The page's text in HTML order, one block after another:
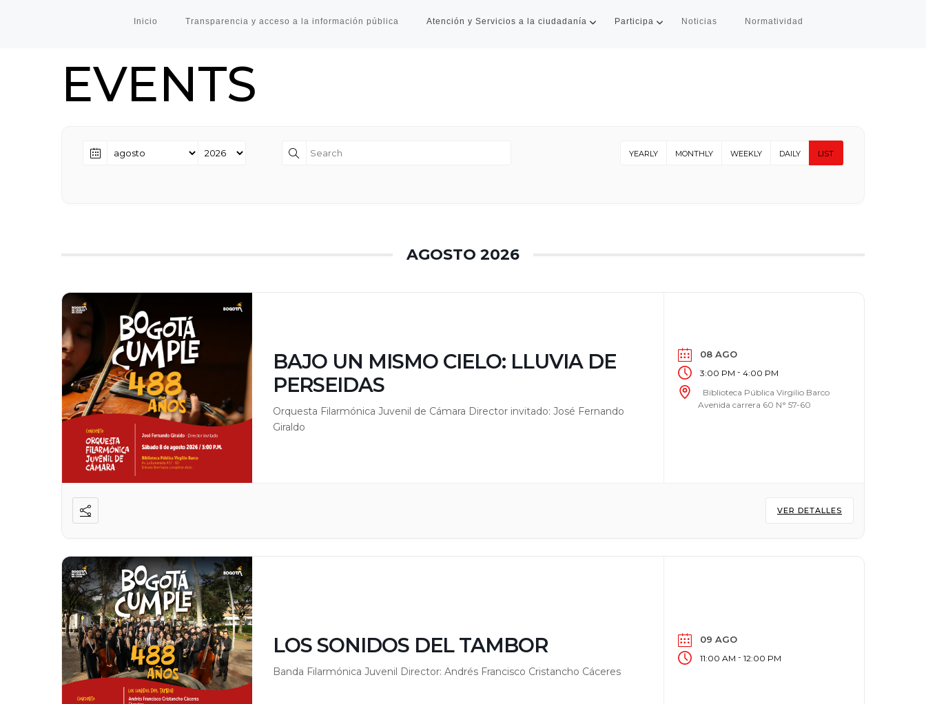
Inicio Transparencia y acceso a la información pública Atención y Servicios a la ciudadanía Participa Noticias Normatividad
EVENTS
YEARLY MONTHLY WEEKLY DAILY LIST
AGOSTO 2026
BAJO UN MISMO CIELO: LLUVIA DE
PERSEIDAS
Orquesta Filarmónica Juvenil de Cámara Director invitado: José Fernando
Giraldo
08 AGO
3:00 PM - 4:00 PM
Biblioteca Pública Virgilio Barco
Avenida carrera 60 N° 57-60
VER DETALLES
LOS SONIDOS DEL TAMBOR
Banda Filarmónica Juvenil Director: Andrés Francisco Cristancho Cáceres
09 AGO
11:00 AM - 12:00 PM